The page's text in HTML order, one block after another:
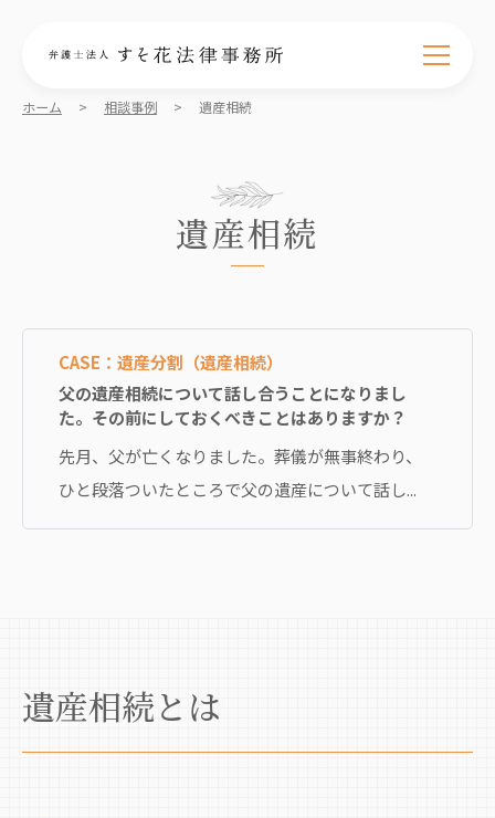
ホーム > 相談事例 > 遺産相続
遺産相続
CASE：遺産分割（遺産相続）
父の遺産相続について話し合うことになりまし
た。その前にしておくべきことはありますか？
先月、父が亡くなりました。葬儀が無事終わり、
ひと段落ついたところで父の遺産について話し...
遺産相続とは